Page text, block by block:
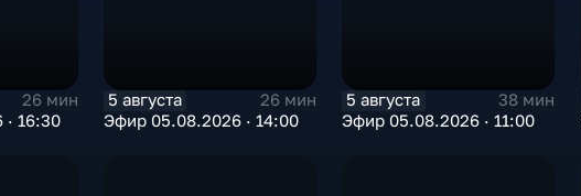
26 мин
16:30
5 августа
26 мин
Эфир 05.08.2026 · 14:00
5 августа
38 мин
Эфир 05.08.2026 · 11:00